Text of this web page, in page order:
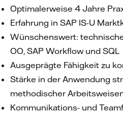
Optimalerweise 4 Jahre
Erfahrung in SAP IS-U
Wünschenswert:
OO, SAP Workflow und SQL
Ausgeprägte Fähigkeit zu
Stärke in der Anwendung
methodischer
Kommunikations- und